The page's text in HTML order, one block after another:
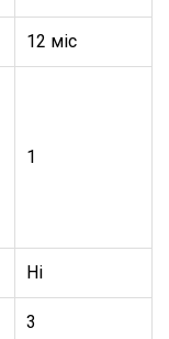
12 міс
1
Ні
3